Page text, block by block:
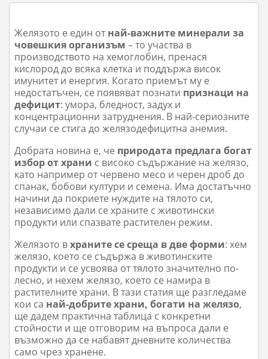
Желязото е един отнай-важните минерали за
човешкия организъм – то участва в
производството на хемоглобин, пренася
кислород до всяка клетка и поддържа висок
имунитет и енергия. Когато приемът му е
недостатъчен, се появяват познати признаци на
дефицит: умора, бледност, задух и
концентрационни затруднения. В най-сериозните
случаи се стига до желязодефицитна анемия.
Добрата новина е, че природата предлага богат
избор от храни с високо съдържание на желязо,
като например от червено месо и черен дроб до
спанак, бобови култури и семена. Има достатъчно
начини да покриете нуждите на тялото си,
независимо дали се храните с животински
продукти или спазвате растителен режим.
Желязото вхраните се среща в две форми: хем
желязо, което се съдържа в животинските
продукти и се усвоява от тялото значително по-
лесно, и нехем желязо, което се намира в
растителните храни. В тази статия ще разгледаме
кои са най-добрите храни, богати на желязо,
ще дадем практична таблица с конкретни
стойности и ще отговорим на въпроса дали е
възможно да се набавят дневните количества
само чрез хранене.